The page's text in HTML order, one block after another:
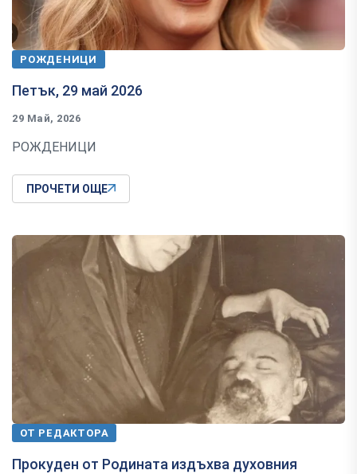
РОЖДЕНИЦИ
Петък, 29 май 2026
29 Май, 2026
РОЖДЕНИЦИ
ПРОЧЕТИ ОЩЕ
ОТ РЕДАКТОРА
Прокуден от Родината издъхва духовния